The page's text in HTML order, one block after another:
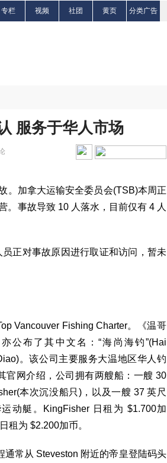
专栏 视频 社团 黄页 分类广告
服务于华人市场
。加拿大运输安全委员会(TSB)本周正
。事故导致 10 人落水，目前仅有 4 人
正对事故原因进行取证和访问，暂未
Vancouver Fishing Charter。《温哥
公布了其中文名：“海尚海钓”(Hai
。该公司主要服务大温地区华人钓
官网介绍，公司拥有两艘船：一艘 30
本次沉没船只)，以及一艘 37 英尺
动艇。KingFisher 日租为 $1.700加
租为 $2.200加币。
通常从 Steveston 附近的帝皇登陆码头